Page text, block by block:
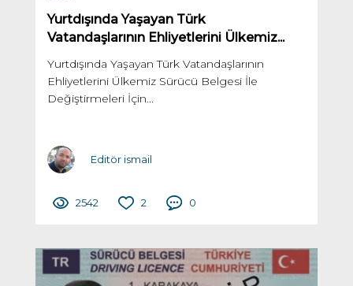
Yurtdışında Yaşayan Türk
Vatandaşlarının Ehliyetlerini Ülkemiz...
Yurtdışında Yaşayan Türk Vatandaşlarının
Ehliyetlerini Ülkemiz Sürücü Belgesi İle
Değiştirmeleri İçin...
Editör ismail
2542 2 0